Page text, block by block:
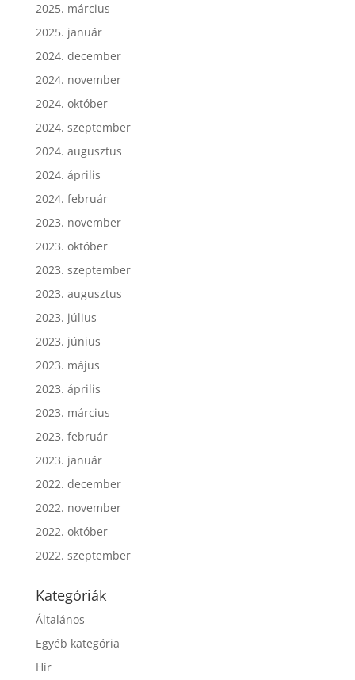
2025. március
2025. január
2024. december
2024. november
2024. október
2024. szeptember
2024. augusztus
2024. április
2024. február
2023. november
2023. október
2023. szeptember
2023. augusztus
2023. július
2023. június
2023. május
2023. április
2023. március
2023. február
2023. január
2022. december
2022. november
2022. október
2022. szeptember
Kategóriák
Általános
Egyéb kategória
Hír